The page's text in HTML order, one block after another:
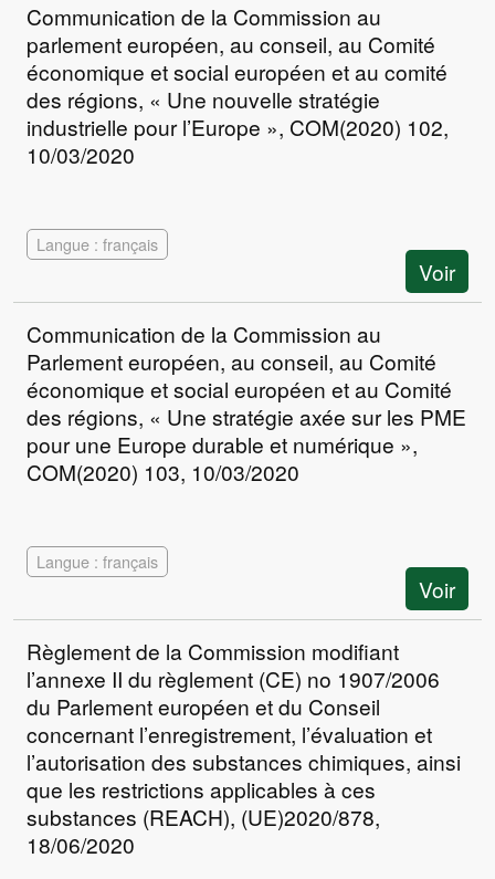
Communication de la Commission au
parlement européen, au conseil, au Comité
économique et social européen et au comité
des régions, « Une nouvelle stratégie
industrielle pour l’Europe », COM(2020) 102,
10/03/2020
Langue : français
Voir
Communication de la Commission au
Parlement européen, au conseil, au Comité
économique et social européen et au Comité
des régions, « Une stratégie axée sur les PME
pour une Europe durable et numérique »,
COM(2020) 103, 10/03/2020
Langue : français
Voir
Règlement de la Commission modifiant
l’annexe II du règlement (CE) no 1907/2006
du Parlement européen et du Conseil
concernant l’enregistrement, l’évaluation et
l’autorisation des substances chimiques, ainsi
que les restrictions applicables à ces
substances (REACH), (UE)2020/878,
18/06/2020